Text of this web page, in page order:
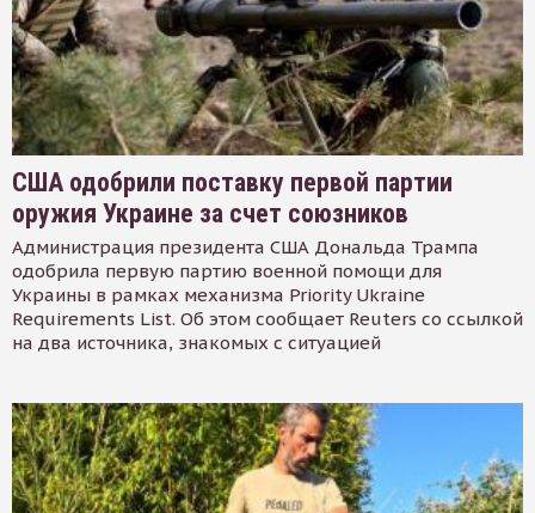
США одобрили поставку первой партии
оружия Украине за счет союзников
Администрация президента США Дональда Трампа
одобрила первую партию военной помощи для
Украины в рамках механизма Priority Ukraine
Requirements List. Об этом сообщает Reuters со ссылкой
на два источника, знакомых с ситуацией